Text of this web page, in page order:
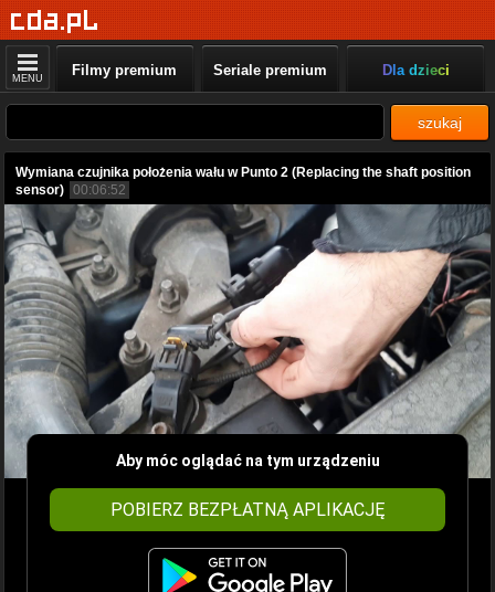
MENU Filmy premium Seriale premium Dla dzieci
szukaj
Wymiana czujnika położenia wału w Punto 2 (Replacing the shaft position
sensor) 00:06:52
Aby móc oglądać na tym urządzeniu
POBIERZ BEZPŁATNĄ APLIKACJĘ